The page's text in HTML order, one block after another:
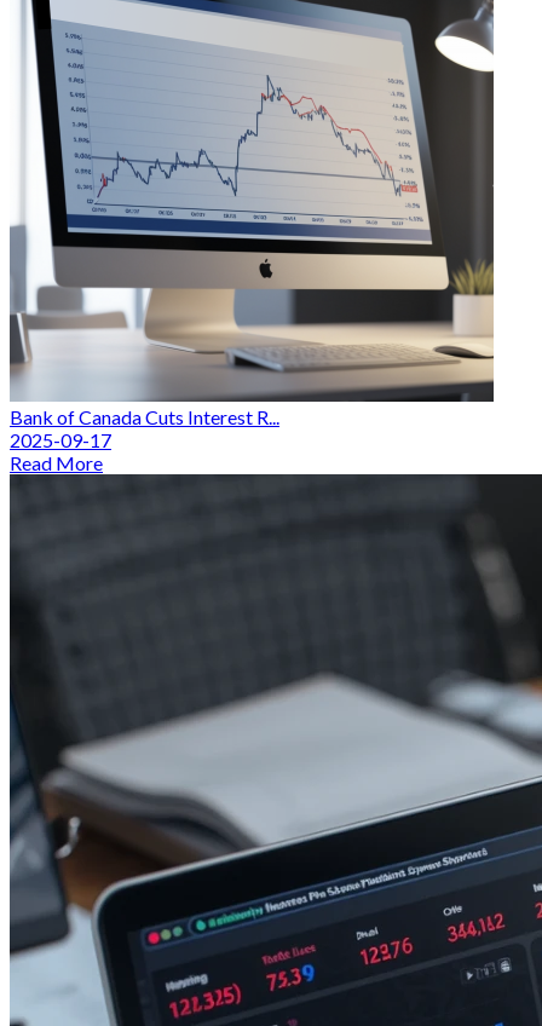
Bank of Canada Cuts Interest R...
2025-09-17
Read More